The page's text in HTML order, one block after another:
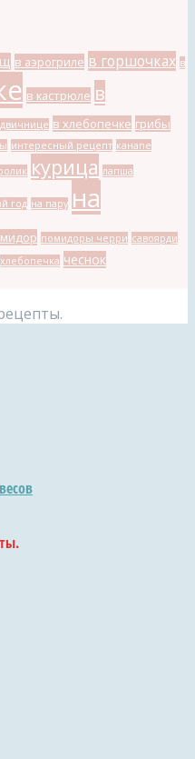
в аэрогриле в горшочках в
в кастрюле в
в хлебопечке грибы
интересный рецепт канапе
курица лапша
год на пару на
помидоры черри савоярди
хлебопечка чеснок